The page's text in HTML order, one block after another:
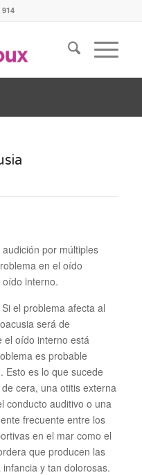
914
por múltiples
en el oído
interno.
Si el problema afecta al
será de
el oído interno está
es probable
Esto es lo que sucede
cera, una otitis externa
conducto auditivo o una
frecuente entre los
en el mar como el
que producen las
y tan dolorosas.